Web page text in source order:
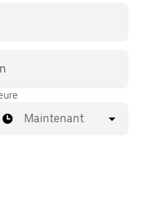
7/j) qu'avec UberX.
Maintenant